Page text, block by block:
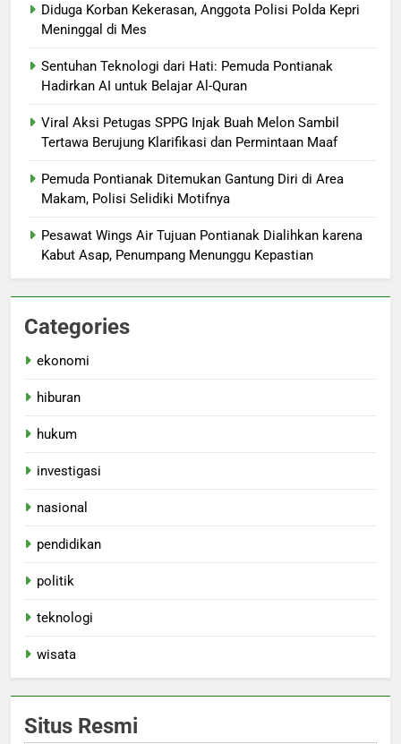
Diduga Korban Kekerasan, Anggota Polisi Polda Kepri
Meninggal di Mes
Sentuhan Teknologi dari Hati: Pemuda Pontianak
Hadirkan AI untuk Belajar Al-Quran
Viral Aksi Petugas SPPG Injak Buah Melon Sambil
Tertawa Berujung Klarifikasi dan Permintaan Maaf
Pemuda Pontianak Ditemukan Gantung Diri di Area
Makam, Polisi Selidiki Motifnya
Pesawat Wings Air Tujuan Pontianak Dialihkan karena
Kabut Asap, Penumpang Menunggu Kepastian
Categories
ekonomi
hiburan
hukum
investigasi
nasional
pendidikan
politik
teknologi
wisata
Situs Resmi